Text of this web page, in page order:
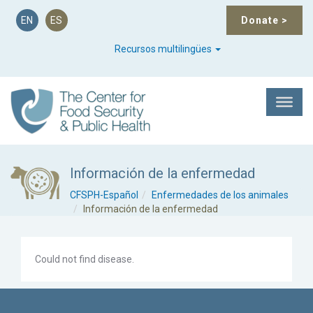
Donate >
EN ES
Recursos multilingües
Información de la enfermedad
CFSPH-Español
Enfermedades de los animales
Información de la enfermedad
Could not find disease.